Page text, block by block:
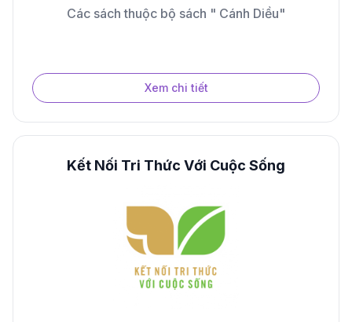
Các sách thuộc bộ sách " Cánh Diều"
Xem chi tiết
Kết Nối Tri Thức Với Cuộc Sống